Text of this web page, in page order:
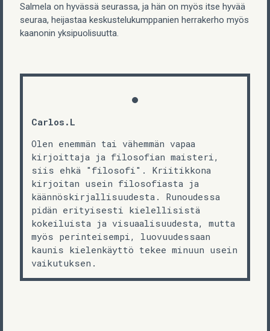
Salmela on hyvässä seurassa, ja hän on myös itse hyvää
seuraa, heijastaa keskustelukumppanien herrakerho myös
kaanonin yksipuolisuutta.
Carlos.L
Olen enemmän tai vähemmän vapaa
kirjoittaja ja filosofian maisteri,
siis ehkä "filosofi". Kriitikkona
kirjoitan usein filosofiasta ja
käännöskirjallisuudesta. Runoudessa
pidän erityisesti kielellisistä
kokeiluista ja visuaalisuudesta, mutta
myös perinteisempi, luovuudessaan
kaunis kielenkäyttö tekee minuun usein
vaikutuksen.